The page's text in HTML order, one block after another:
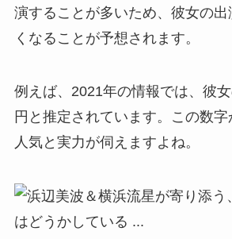
演することが多いため、彼女の
くなることが予想されます。
例えば、2021年の情報では、彼
円と推定されています。この数
人気と実力が伺えますよね。